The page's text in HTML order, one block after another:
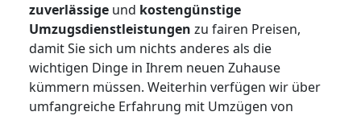
zuverlässige und kostengünstige
Umzugsdienstleistungen zu fairen Preisen,
damit Sie sich um nichts anderes als die
wichtigen Dinge in Ihrem neuen Zuhause
kümmern müssen. Weiterhin verfügen wir über
umfangreiche Erfahrung mit Umzügen von